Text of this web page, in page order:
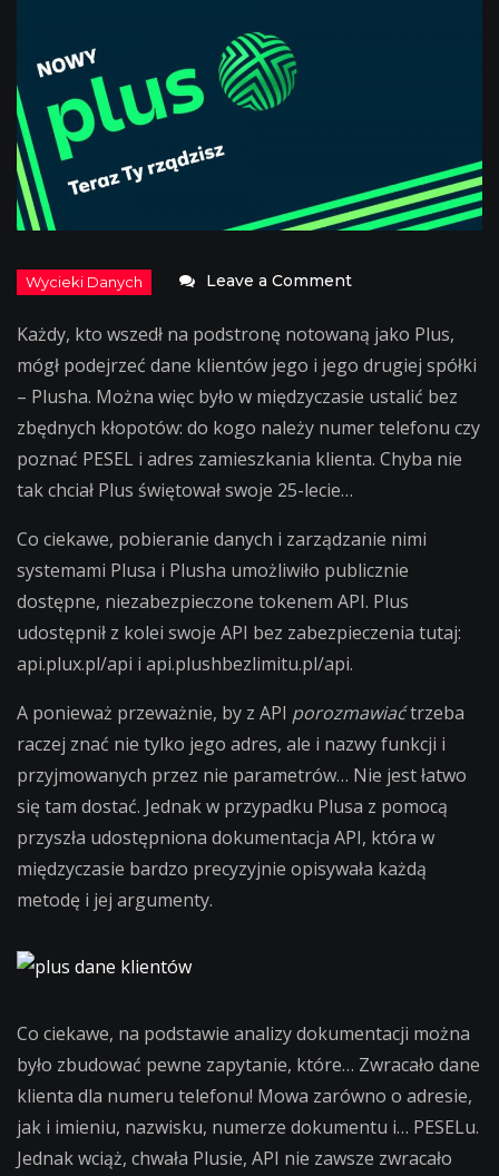
Leave a Commenton
nawet
najwięksi
mają
wpadki…
Plus
zdradził
dane
klientów
Każdy, kto wszedł na podstronę notowaną jako Plus,
mógł podejrzeć dane klientów jego i jego drugiej spółki
– Plusha. Można więc było w międzyczasie ustalić bez
zbędnych kłopotów: do kogo należy numer telefonu czy
poznać PESEL i adres zamieszkania klienta. Chyba nie
tak chciał Plus świętował swoje 25-lecie…
Co ciekawe, pobieranie danych i zarządzanie nimi
systemami Plusa i Plusha umożliwiło publicznie
dostępne, niezabezpieczone tokenem API. Plus
udostępnił z kolei swoje API bez zabezpieczenia tutaj:
api.plux.pl/api i api.plushbezlimitu.pl/api.
A ponieważ przeważnie, by z API porozmawiaćtrzeba
raczej znać nie tylko jego adres, ale i nazwy funkcji i
przyjmowanych przez nie parametrów… Nie jest łatwo
się tam dostać. Jednak w przypadku Plusa z pomocą
przyszła udostępniona dokumentacja API, która w
międzyczasie bardzo precyzyjnie opisywała każdą
metodę i jej argumenty.
Co ciekawe, na podstawie analizy dokumentacji można
było zbudować pewne zapytanie, które… Zwracało dane
klienta dla numeru telefonu! Mowa zarówno o adresie,
jak i imieniu, nazwisku, numerze dokumentu i… PESELu.
Jednak wciąż, chwała Plusie, API nie zawsze zwracało